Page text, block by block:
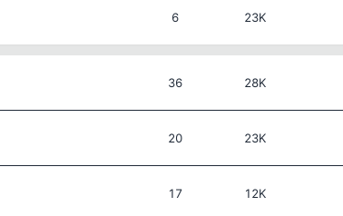
6 23K
36 28K
20 23K
17 12K